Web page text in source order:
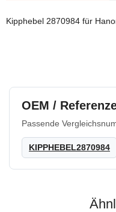
Kipphebel 2870984 für
OEM /
Passende
KIPPHEBEL2870984